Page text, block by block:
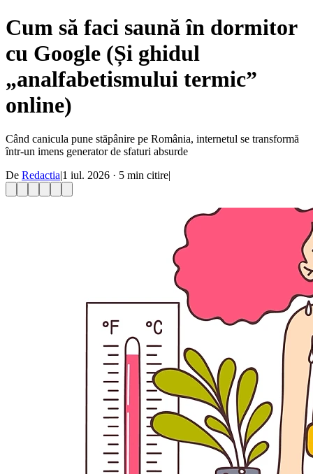
Cum să faci saună în dormitor
cu Google (Și ghidul
„analfabetismului termic”
online)
Când canicula pune stăpânire pe România, internetul se transformă
într-un imens generator de sfaturi absurde
De Redactia|1 iul. 2026 · 5 min citire|